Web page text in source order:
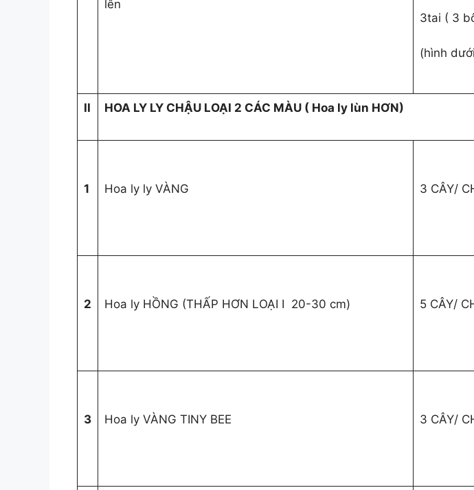
lên
3tai ( 3
(hình
II HOA LY LY CHẬU LOẠI 2 CÁC MÀU ( Hoa ly lùn HƠN)
1 Hoa ly ly VÀNG 3 CÂY/
2 Hoa ly HỒNG (THẤP HƠN LOẠI I 20-30 cm) 5 CÂY/
3 Hoa ly VÀNG TINY BEE 3 CÂY/